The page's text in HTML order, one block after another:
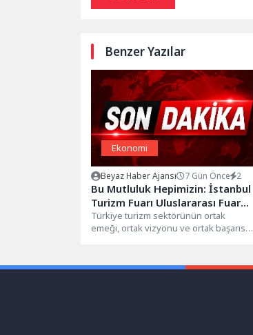
Benzer Yazılar
Ekonomi
Beyaz Haber Ajansı 7 Gün Önce 2
Bu Mutluluk Hepimizin: İstanbul
Turizm Fuarı Uluslararası Fuar
Ünvanı Aldı
Türkiye turizm sektörünün ortak
emeği, ortak vizyonu ve ortak başarısı